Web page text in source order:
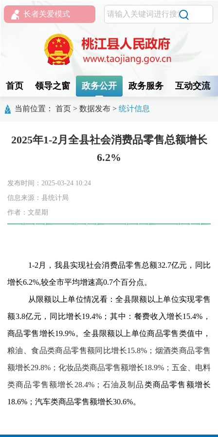
长者关爱模式
首页 领导之窗 政务公开 政务服务 互动交流
当前位置： 首页 > 数据发布 > 统计信息
2025年1-2月全县社会消费品零售总额增长
6.2%
发布时间：2025-03-24 10:24
信息来源：县统计局
作者：文星期
1-2 月 ，我县实现社会消费品零售总额32.7亿元，同比
增长6.2%,较全市平均增速高0.7个百分点。
从限额以上单位情况看：全县限额以上单位实现零售
额3.8亿元，同比增长19.4% ；其中：餐费收入增长15.4% ，
商品零售增长19.9%。全县限额以上单位商品零售类值中，
粮油、食品类商品零售额同比增长15.8% ； 烟酒类商品零售
额增长29.8% ；化妆品类商品零售额增长18.9% ； 五金、电料
类商品零售额增长 28.4%；石油及制品类商品零售额增长
18.6% ；汽车类商品零售额增长30.6%。